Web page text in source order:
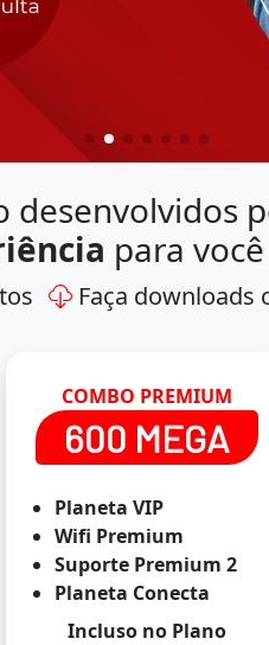
desenvolvidos
para
Faça downloads
COMBO PREMIUM
600 MEGA
Planeta VIP
Wifi Premium
Suporte Premium 2
Planeta Conecta
Incluso no Plano